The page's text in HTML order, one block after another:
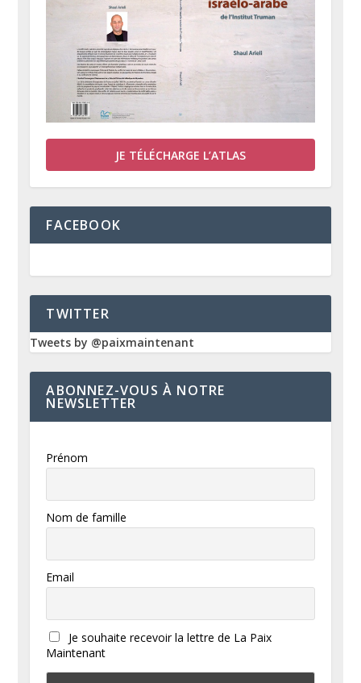
JE TÉLÉCHARGE L’ATLAS
FACEBOOK
TWITTER
Tweets by @paixmaintenant
ABONNEZ-VOUS À NOTRE
NEWSLETTER
Prénom
Nom de famille
Email
Je souhaite recevoir la lettre de La Paix
Maintenant